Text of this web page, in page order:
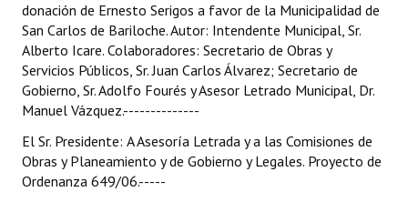
donación de Ernesto Serigos a favor de la Municipalidad de
San Carlos de Bariloche. Autor: Intendente Municipal, Sr.
Alberto Icare. Colaboradores: Secretario de Obras y
Servicios Públicos, Sr. Juan Carlos Álvarez; Secretario de
Gobierno, Sr. Adolfo Fourés y Asesor Letrado Municipal, Dr.
Manuel Vázquez.--------------
El Sr. Presidente: A Asesoría Letrada y a las Comisiones de
Obras y Planeamiento y de Gobierno y Legales. Proyecto de
Ordenanza 649/06.-----